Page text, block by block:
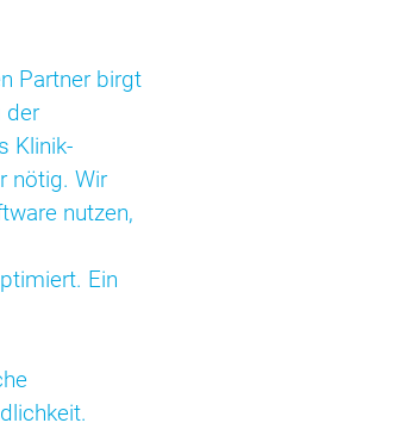
Partner birgt
der
Klinik-
nötig. Wir
nutzen,
Ein